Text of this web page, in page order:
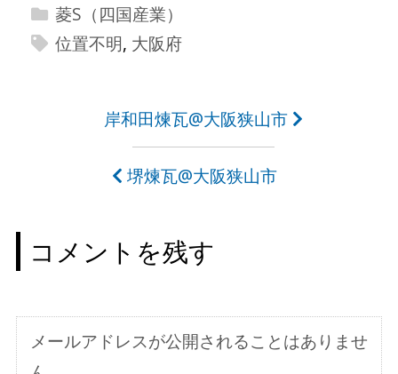
菱S（四国産業）
位置不明, 大阪府
ビ
ゲ
シ
ョ
岸和田煉瓦@大阪狭山市
堺煉瓦@大阪狭山市
コメントを残す
メールアドレスが公開されることはありませ